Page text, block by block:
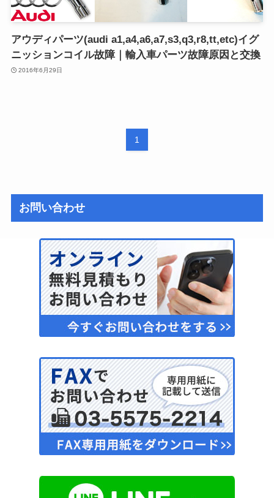
アウディパーツ(audi a1,a4,a6,a7,s3,q3,r8,tt,etc)イグ
ニッションコイル故障｜輸入車パーツ故障原因と交換
2016年6月29日
1
お問い合わせ